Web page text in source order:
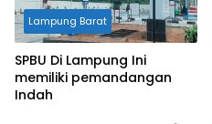
Lampung Barat
SPBU Di Lampung Ini
memiliki pemandangan
Indah